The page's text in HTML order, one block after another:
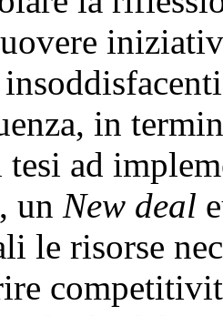
in
ad
un New deal
le risorse